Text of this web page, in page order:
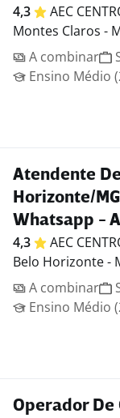
4,3 AEC
Montes Claros -
A combinar
Ensino Médio
Atendente
Horizonte/
Whatsapp -
4,3 AEC
Belo Horizonte -
A combinar
Ensino Médio
Operador De